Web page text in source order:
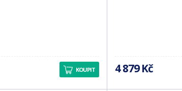
KOUPIT 4 879 Kč